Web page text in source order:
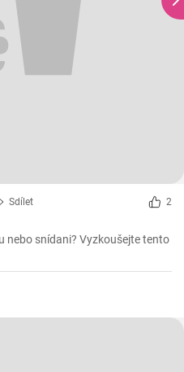
Sdílet 2
nebo snídani? Vyzkoušejte tento